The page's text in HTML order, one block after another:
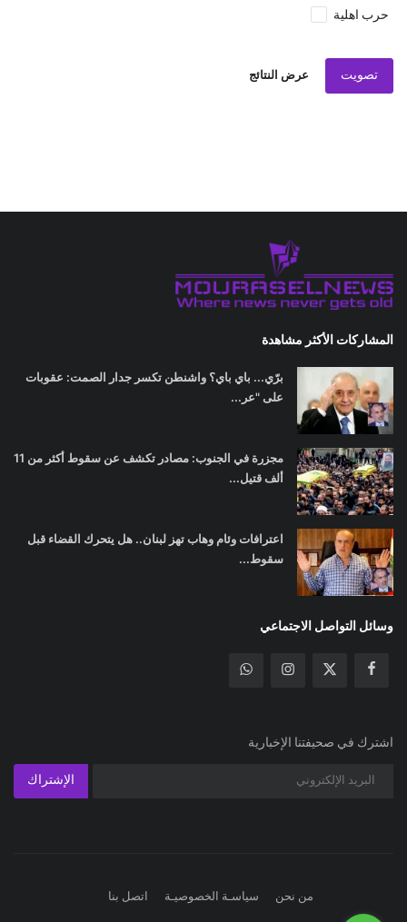
حرب اهلية
تصويت عرض النتائج
المشاركات الأكثر مشاهدة
برّي... باي باي؟ واشنطن تكسر جدار الصمت: عقوبات
على "عر...
مجزرة في الجنوب: مصادر تكشف عن سقوط أكثر من 11
ألف قتيل...
اعترافات وئام وهاب تهز لبنان.. هل يتحرك القضاء قبل
سقوط...
وسائل التواصل الاجتماعي
اشترك في صحيفتنا الإخبارية
الإشتراك
من نحن سياسـة الخصوصيـة اتصل بنا